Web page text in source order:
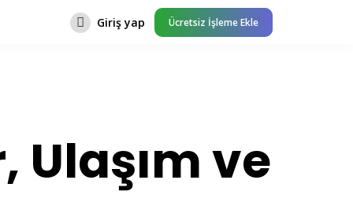
Giriş yap Ücretsiz İşleme Ekle
Ulaşım ve